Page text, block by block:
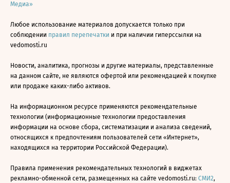
Медиа»
Любое использование материалов допускается только при
соблюдении правил перепечатки и при наличии гиперссылки на
vedomosti.ru
Новости, аналитика, прогнозы и другие материалы, представленные
на данном сайте, не являются офертой или рекомендацией к покупке
или продаже каких-либо активов.
На информационном ресурсе применяются рекомендательные
технологии (информационные технологии предоставления
информации на основе сбора, систематизации и анализа сведений,
относящихся к предпочтениям пользователей сети «Интернет»,
находящихся на территории Российской Федерации).
Правила применения рекомендательных технологий в виджетах
рекламно-обменной сети, размещенных на сайте vedomosti.ru: СМИ2,